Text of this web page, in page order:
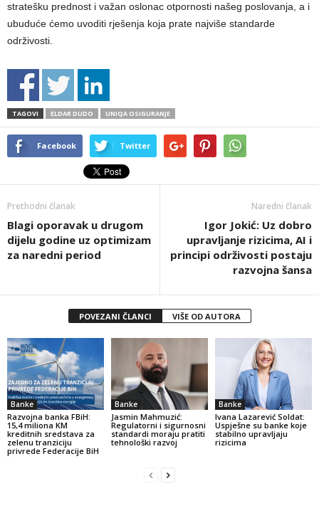
stratešku prednost i važan oslonac otpornosti našeg poslovanja, a i
ubuduće ćemo uvoditi rješenja koja prate najviše standarde
održivosti.
TAGOVI ELDAR DUDO UNIQA OSIGURANJE
Facebook Twitter
Prethodni članak
Blagi oporavak u drugom
dijelu godine uz optimizam
za naredni period
Naredni članak
Igor Jokić: Uz dobro
upravljanje rizicima, AI i
principi održivosti postaju
razvojna šansa
POVEZANI ČLANCI VIŠE OD AUTORA
Banke
Razvojna banka FBiH:
15,4 miliona KM
kreditnih sredstava za
zelenu tranziciju
privrede Federacije BiH
Banke
Jasmin Mahmuzić:
Regulatorni i sigurnosni
standardi moraju pratiti
tehnološki razvoj
Banke
Ivana Lazarević Soldat:
Uspješne su banke koje
stabilno upravljaju
rizicima